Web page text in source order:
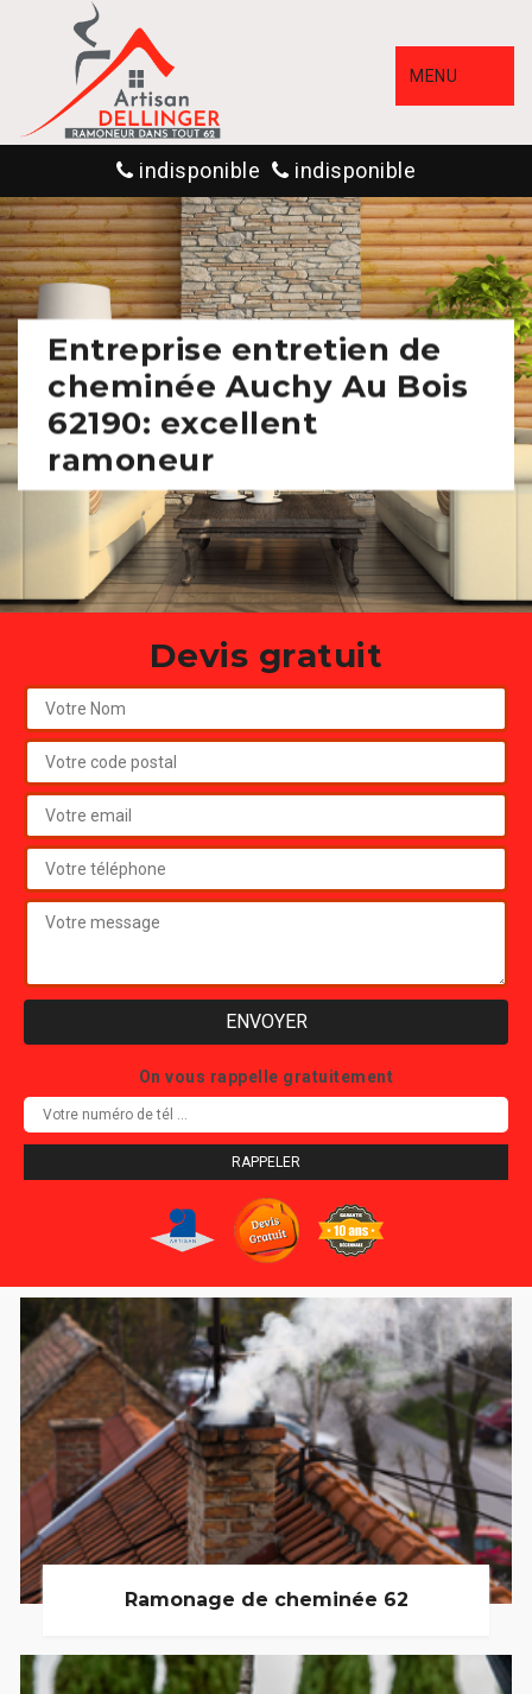
MENU
indisponible indisponible
Entreprise entretien de
cheminée Auchy Au Bois
62190: excellent
ramoneur
Devis gratuit
On vous rappelle gratuitement
Ramonage de cheminée 62